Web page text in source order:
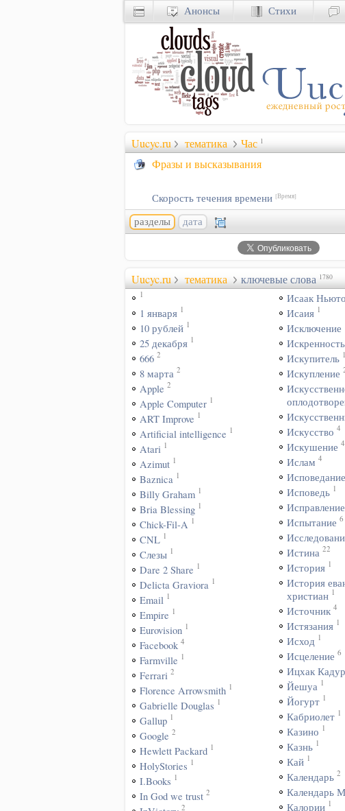
Uucyc.ru тематика Час 1
Фразы и высказывания
Скорость течения времени [Время]
разделы дата
Uucyc.ru тематика ключевые слова 1780
1
1 января 1
10 рублей 1
25 декабря 1
666 2
8 марта 2
Apple 2
Apple Computer 1
ART Improve 1
Artificial intelligence 1
Atari 1
Azimut 1
Baznica 1
Billy Graham 1
Bria Blessing 1
Chick-Fil-A 1
CNL 1
Cлезы 1
Dare 2 Share 1
Delicta Graviora 1
Email 1
Empire 1
Eurovision 1
Facebook 4
Farmville 1
Ferrari 2
Florence Arrowsmith 1
Gabrielle Douglas 1
Gallup 1
Google 2
Hewlett Packard 1
HolyStories 1
I.Books 1
In God we trust 2
2
Исаак
Исаия 1
Исключение
Искренность
Искупитель 1
Искупление
Искусство 4
Искушение 4
Ислам 4
Исповедание
Исповедь 1
Исправление
Испытание 6
Истина 22
История 1
История
христиан 1
Источник 4
Истязания 1
Исход 1
Исцеление 6
Ицхак
Йешуа 1
Йогурт 1
Кабриолет 1
Казино 1
Казнь 1
Кай 1
Календарь 2
Календарь
Калории 1
Анонсы Стихи